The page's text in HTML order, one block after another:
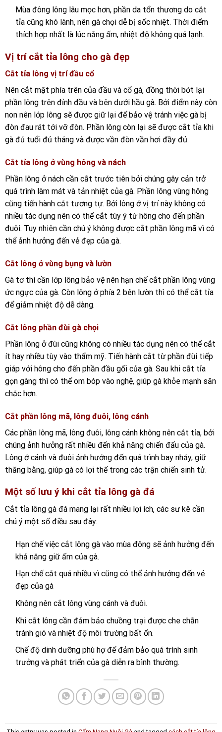
Mùa đông lông lâu mọc hơn, phần da tổn thương do cắt
tỉa cũng khó lành, nên gà chọi dễ bị sốc nhiệt. Thời điểm
thích hợp nhất là lúc nắng ấm, nhiệt độ không quá lạnh.
Vị trí cắt tỉa lông cho gà đẹp
Cắt tỉa lông vị trí đầu cổ
Nên cắt mặt phía trên của đầu và cổ gà, đồng thời bớt lại
phần lông trên đỉnh đầu và bên dưới hầu gà. Bởi điểm này còn
non nên lớp lông sẽ được giữ lại để bảo vệ tránh việc gà bị
đòn đau rát tới vỡ đòn. Phần lông còn lại sẽ được cắt tỉa khi
gà đủ tuổi đủ tháng và được vần đòn vần hơi đầy đủ.
Cắt tỉa lông ở vùng hông và nách
Phần lông ở nách cần cắt trước tiên bởi chúng gây cản trở
quá trình làm mát và tản nhiệt của gà. Phần lông vùng hông
cũng tiến hành cắt tương tự. Bởi lông ở vị trí này không có
nhiều tác dụng nên có thể cắt tùy ý từ hông cho đến phần
đuôi. Tuy nhiên cần chú ý không được cắt phần lông mã vì có
thể ảnh hưởng đến vẻ đẹp của gà.
Cắt lông ở vùng bụng và lườn
Gà tơ thì cần lớp lông bảo vệ nên hạn chế cắt phần lông vùng
ức ngực của gà. Còn lông ở phía 2 bên lườn thì có thể cắt tỉa
để giảm nhiệt độ dễ dàng.
Cắt lông phần đùi gà chọi
Phần lông ở đùi cũng không có nhiều tác dụng nên có thể cắt
ít hay nhiều tùy vào thẩm mỹ. Tiến hành cắt từ phần đùi tiếp
giáp với hông cho đến phần đầu gối của gà. Sau khi cắt tỉa
gọn gàng thì có thể om bóp vào nghệ, giúp gà khỏe mạnh săn
chắc hơn.
Cắt phần lông mã, lông đuôi, lông cánh
Các phần lông mã, lông đuôi, lông cánh không nên cắt tỉa, bởi
chúng ảnh hưởng rất nhiều đến khả năng chiến đấu của gà.
Lông ở cánh và đuôi ảnh hưởng đến quá trình bay nhảy, giữ
thăng bằng, giúp gà có lợi thế trong các trận chiến sinh tử.
Một số lưu ý khi cắt tỉa lông gà đá
Cắt tỉa lông gà đá mang lại rất nhiều lợi ích, các sư kê cần
chú ý một số điều sau đây:
Hạn chế việc cắt lông gà vào mùa đông sẽ ảnh hưởng đến
khả năng giữ ấm của gà.
Hạn chế cắt quá nhiều vì cũng có thể ảnh hưởng đến vẻ
đẹp của gà
Không nên cắt lông vùng cánh và đuôi.
Khi cắt lông cần đảm bảo chuồng trại được che chắn
tránh gió và nhiệt độ môi trường bất ổn.
Chế độ dinh dưỡng phù hợ để đảm bảo quá trình sinh
trưởng và phát triển của gà diễn ra bình thường.